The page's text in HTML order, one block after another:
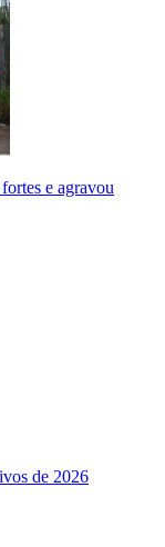
e agravou
de 2026